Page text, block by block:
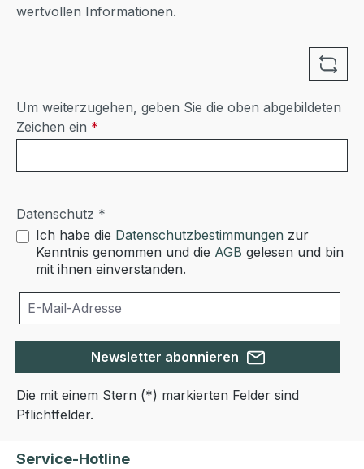
wertvollen Informationen.
Um weiterzugehen, geben Sie die oben abgebildeten
Zeichen ein *
Datenschutz *
Ich habe die Datenschutzbestimmungen zur
Kenntnis genommen und die AGB gelesen und bin
mit ihnen einverstanden.
Newsletter abonnieren
Die mit einem Stern (*) markierten Felder sind
Pflichtfelder.
Service-Hotline